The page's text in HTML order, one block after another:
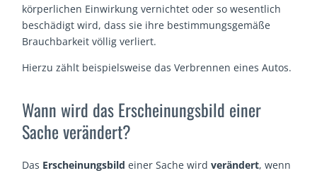
körperlichen Einwirkung vernichtet oder so wesentlich
beschädigt wird, dass sie ihre bestimmungsgemäße
Brauchbarkeit völlig verliert.
Hierzu zählt beispielsweise das Verbrennen eines Autos.
Wann wird das Erscheinungsbild einer
Sache verändert?
Das Erscheinungsbild einer Sache wirdverändert, wenn